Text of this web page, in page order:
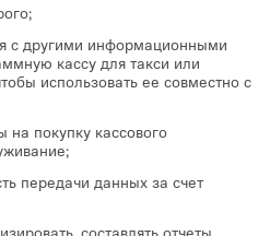
с другими информационными
кассу для такси или
использовать ее совместно с
на покупку кассового
передачи данных за счет